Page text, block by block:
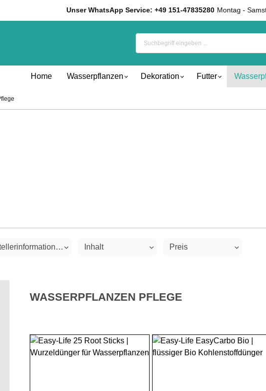
Unser WhatsApp Service: +49 151-47835280 Montag -
Home Wasserpflanzen Dekoration Futter
Inhalt Preis
WASSERPFLANZEN PFLEGE